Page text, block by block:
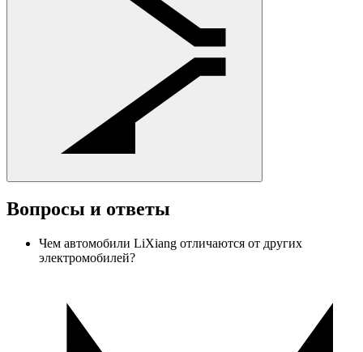
Вопросы и ответы
Чем автомобили LiXiang отличаются от других
электромобилей?